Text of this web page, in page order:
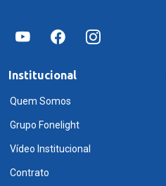
Institucional
Quem Somos
Grupo Fonelight
Vídeo Institucional
Contrato